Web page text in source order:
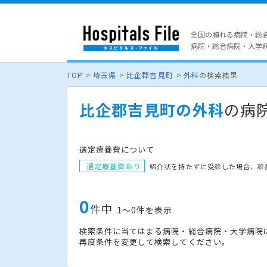
全国の頼れる病院・総
病院・総合病院・大学
TOP 埼玉県 比企郡吉見町 外科の検索結果
比企郡吉見町の外科の病
選定療養費について
選定療養費あり 紹介状を持たずに受診した場合、
0件中 1〜0件を表示
検索条件に当てはまる病院・総合病院・大学病
再度条件を変更して検索してください。